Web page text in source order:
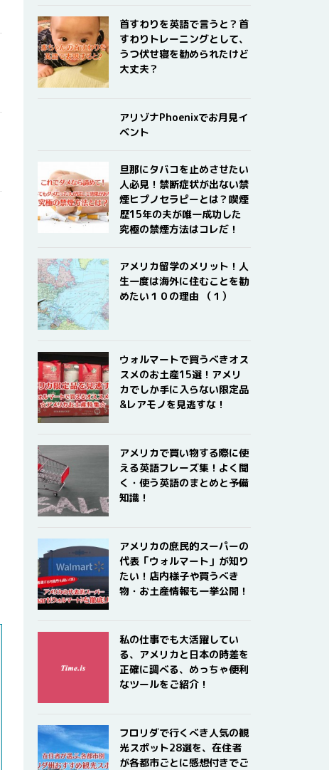
首すわりを英語で言うと？首
すわりトレーニングとして、
うつ伏せ寝を勧められたけど
大丈夫？
アリゾナPhoenixでお月見イ
ベント
旦那にタバコを止めさせたい
人必見！禁断症状が出ない禁
煙ヒプノセラピーとは？喫煙
歴15年の夫が唯一成功した
究極の禁煙方法はコレだ！
アメリカ留学のメリット！人
生一度は海外に住むことを勧
めたい１０の理由 （１）
ウォルマートで買うべきオス
スメのお土産15選！アメリ
カでしか手に入らない限定品
&レアモノを見逃すな！
アメリカで買い物する際に使
える英語フレーズ集！よく聞
く・使う英語のまとめと予備
知識！
アメリカの庶民的スーパーの
代表「ウォルマート」が知り
たい！店内様子や買うべき
物・お土産情報も一挙公開！
私の仕事でも大活躍してい
る、アメリカと日本の時差を
正確に調べる、めっちゃ便利
なツールをご紹介！
フロリダで行くべき人気の観
光スポット28選を、在住者
が各都市ごとに感想付きでご